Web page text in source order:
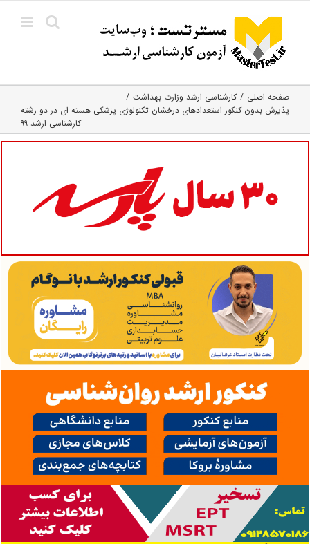
content
صفحه اصلی
کارشناسی ارشد وزارت بهداشت
پذیرش بدون کنکور استعدادهای درخشان تکنولوژی پزشکی هسته ای در دو رشته
کارشناسی ارشد ۹۹